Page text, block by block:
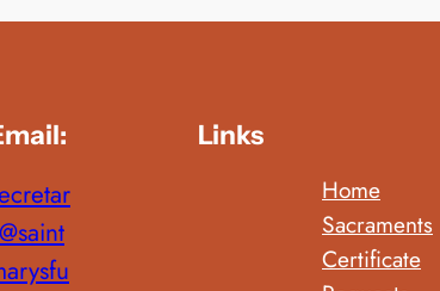
Links
Home
Sacraments
Certificate